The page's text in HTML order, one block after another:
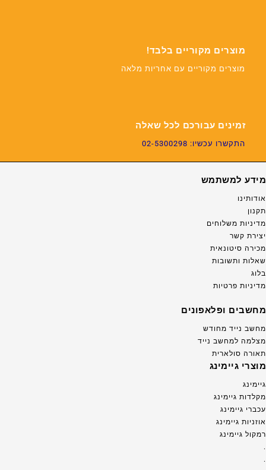
מוצרים מקוריים בלבד!
מוצרים מקוריים עם אחריות מלאה
זמינים עבורכם לכל שאלה
התקשרו עכשיו: 02-5300298
מידע למשתמש
אודותינו
תקנון
מדיניות משלוחים
יצירת קשר
מכירה סיטונאית
שאלות ותשובות
בלוג
מדיניות פרטיות
מחשבים ופלאפונים
מחשב נייד מחודש
מצלמה למחשב נייד
תאורה סולארית
מוצרי גיימינג
גיימינג
מקלדות גיימינג
עכברי גיימינג
אוזניות גיימינג
רמקול גיימינג
.
.